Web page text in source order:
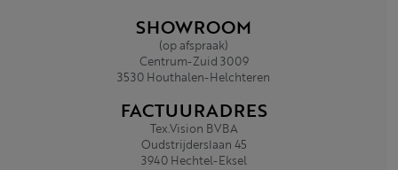
SHOWROOM
(op afspraak)
Centrum-Zuid 3009
3530 Houthalen-Helchteren
FACTUURADRES
Tex.Vision BVBA
Oudstrijderslaan 45
3940 Hechtel-Eksel